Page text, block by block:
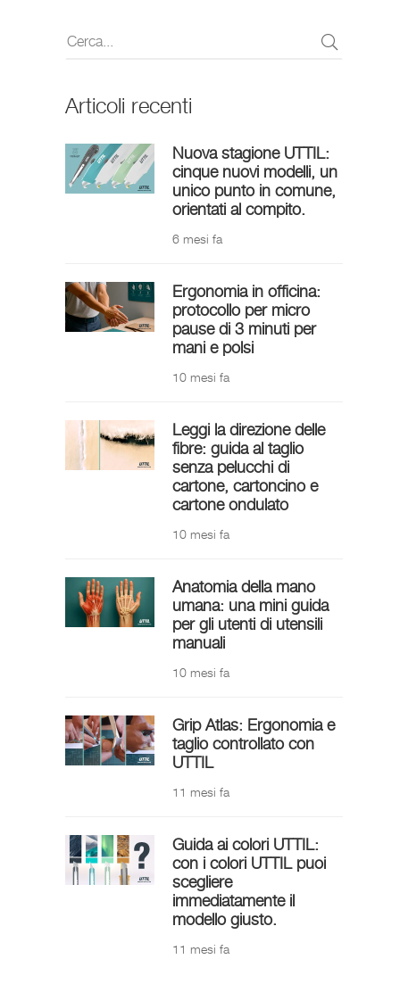
Articoli recenti
Nuova stagione UTTIL:
cinque nuovi modelli, un
unico punto in comune,
orientati al compito.
6 mesi fa
Ergonomia in officina:
protocollo per micro
pause di 3 minuti per
mani e polsi
10 mesi fa
Leggi la direzione delle
fibre: guida al taglio
senza pelucchi di
cartone, cartoncino e
cartone ondulato
10 mesi fa
Anatomia della mano
umana: una mini guida
per gli utenti di utensili
manuali
10 mesi fa
Grip Atlas: Ergonomia e
taglio controllato con
UTTIL
11 mesi fa
Guida ai colori UTTIL:
con i colori UTTIL puoi
scegliere
immediatamente il
modello giusto.
11 mesi fa